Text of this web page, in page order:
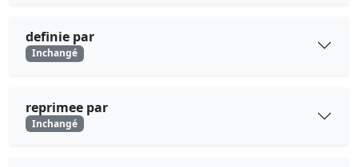
definie par
Inchangé
reprimee par
Inchangé